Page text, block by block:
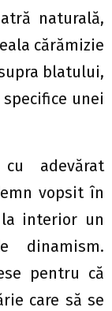
naturală,
cărămizie
blatului,
unei
adevărat
vopsit în
interior un
dinamism.
pentru că
care să se